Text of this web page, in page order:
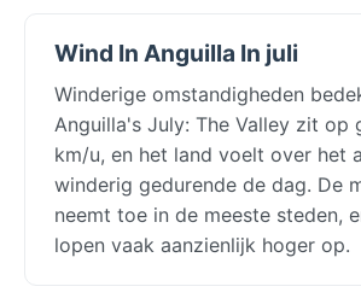
Wind In Anguilla In juli
Winderige omstandigheden
Anguilla's July: The Valley zit op
km/u, en het land voelt over het
winderig gedurende de dag. De
neemt toe in de meeste steden,
lopen vaak aanzienlijk hoger op.